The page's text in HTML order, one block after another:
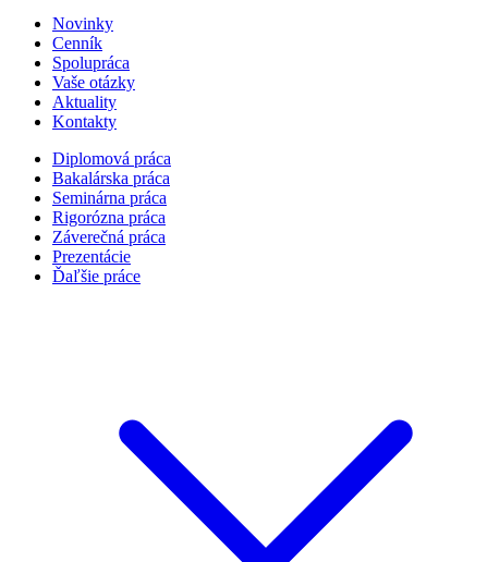
Novinky
Cenník
Spolupráca
Vaše otázky
Aktuality
Kontakty
Diplomová práca
Bakalárska práca
Seminárna práca
Rigorózna práca
Záverečná práca
Prezentácie
Ďaľšie práce